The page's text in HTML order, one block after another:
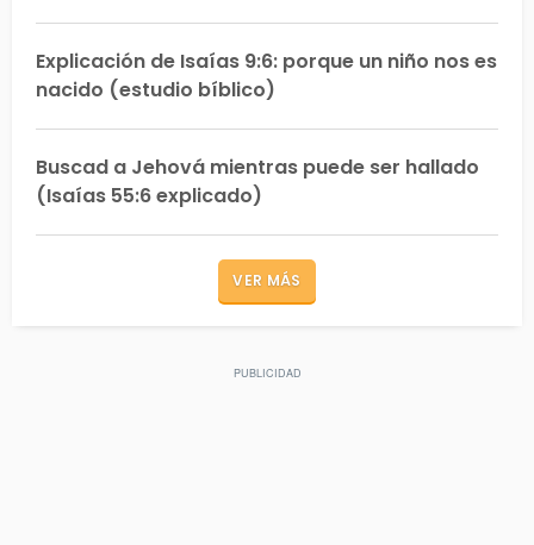
Explicación de Isaías 9:6: porque un niño nos es
nacido (estudio bíblico)
Buscad a Jehová mientras puede ser hallado
(Isaías 55:6 explicado)
VER MÁS